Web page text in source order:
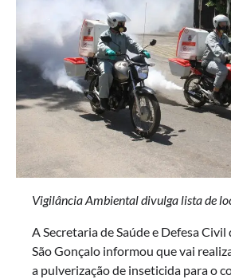
Vigilância Ambiental divulga lista de
A Secretaria de Saúde e Defesa
São Gonçalo informou que vai
a pulverização de inseticida para o